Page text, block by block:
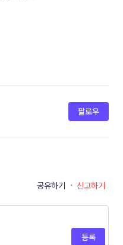
팔로우
공유하기 · 신고하기
등록